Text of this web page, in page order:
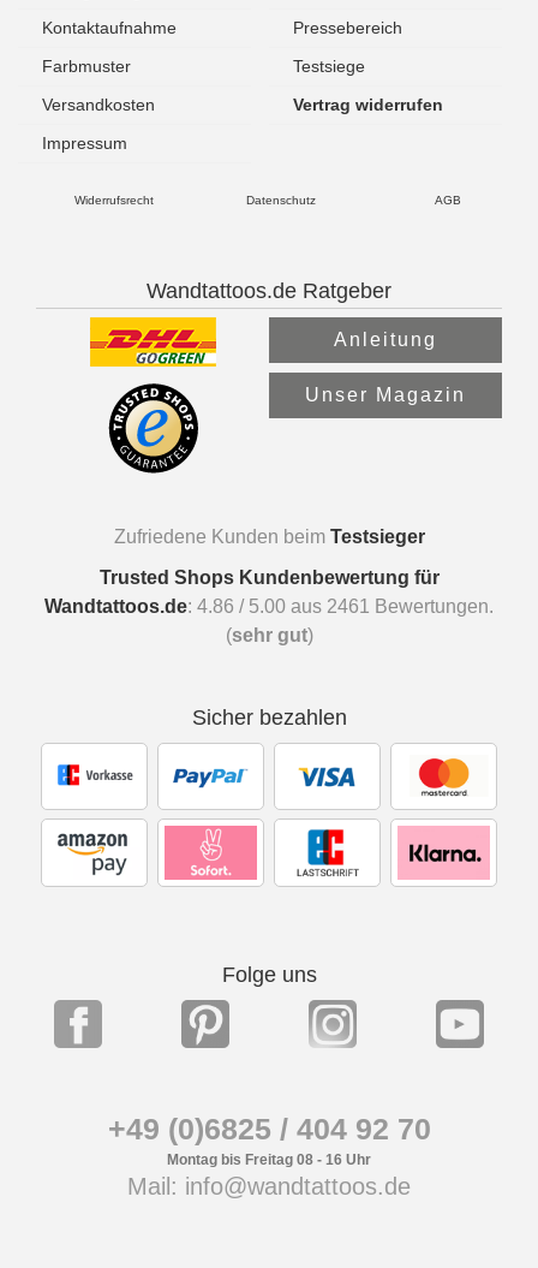
Kontaktaufnahme
Pressebereich
Farbmuster
Testsiege
Versandkosten
Vertrag widerrufen
Impressum
Widerrufsrecht Datenschutz AGB
Wandtattoos.de Ratgeber
Anleitung
Unser Magazin
Zufriedene Kunden beim Testsieger
Trusted Shops Kundenbewertung für
Wandtattoos.de: 4.86 / 5.00 aus 2461
Bewertungen.
(sehr gut)
Sicher bezahlen
Folge uns
+49 (0)6825 / 404 92 70
Montag bis Freitag 08 - 16 Uhr
Mail: info@wandtattoos.de